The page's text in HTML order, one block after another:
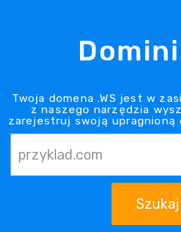
Domini
Twoja domena .WS jest w
z naszego narzędzia
zarejestruj swoją upragnioną
Szukaj